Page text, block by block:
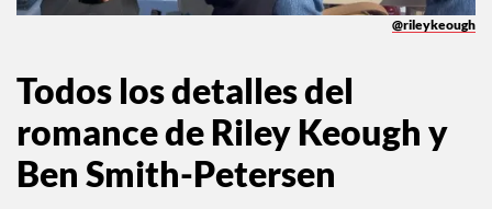
@rileykeough
Todos los detalles del
romance de Riley Keough y
Ben Smith-Petersen